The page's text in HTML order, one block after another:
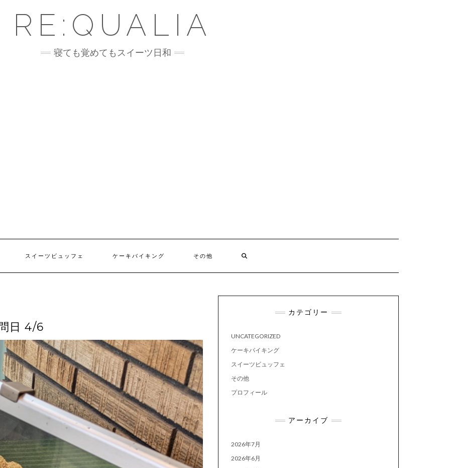
RE:QUALIA
寝ても覚めてもスイーツ日和
スイーツビュッフェ ケーキバイキング その他
日 4/6
カテゴリー
UNCATEGORIZED
ケーキバイキング
スイーツビュッフェ
その他
プロフィール
アーカイブ
2026年7月
2026年6月